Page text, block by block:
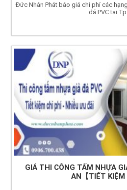
Đức Nhân Phát báo giá chi phí các
đá PVC tại Tp...
GIÁ THI CÔNG TẤM NHỰA
AN【TIẾT KIỆM